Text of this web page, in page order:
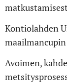
Kontiolahden
Avoimen,